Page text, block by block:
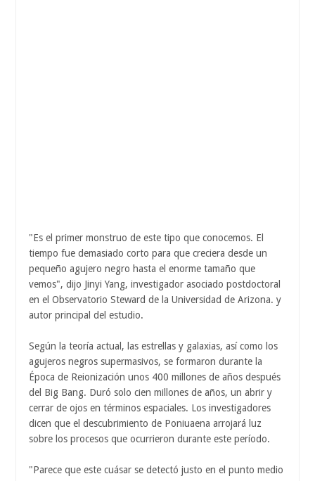
"Es el primer monstruo de este tipo que conocemos. El
tiempo fue demasiado corto para que creciera desde un
pequeño agujero negro hasta el enorme tamaño que
vemos", dijo Jinyi Yang, investigador asociado postdoctoral
en el Observatorio Steward de la Universidad de Arizona. y
autor principal del estudio.
Según la teoría actual, las estrellas y galaxias, así como los
agujeros negros supermasivos, se formaron durante la
Época de Reionización unos 400 millones de años después
del Big Bang. Duró solo cien millones de años, un abrir y
cerrar de ojos en términos espaciales. Los investigadores
dicen que el descubrimiento de Poniuaena arrojará luz
sobre los procesos que ocurrieron durante este período.
"Parece que este cuásar se detectó justo en el punto medio